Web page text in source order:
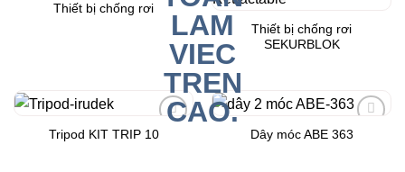
Add to
Thiết bị chống rơi
Wishlist
Thiết bị chống rơi
SEKURBLOK
Add to
Tripod KIT TRIP 10
Add to
Dây móc ABE 363